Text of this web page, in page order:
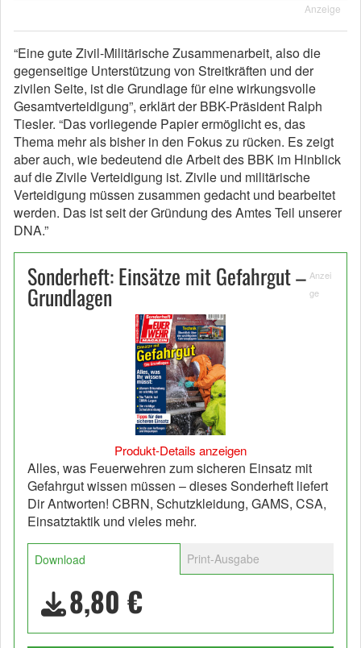
Anzeige
“Eine gute Zivil-Militärische Zusammenarbeit, also die
gegenseitige Unterstützung von Streitkräften und der
zivilen Seite, ist die Grundlage für eine wirkungsvolle
Gesamtverteidigung”, erklärt der BBK-Präsident Ralph
Tiesler. “Das vorliegende Papier ermöglicht es, das
Thema mehr als bisher in den Fokus zu rücken. Es zeigt
aber auch, wie bedeutend die Arbeit des BBK im Hinblick
auf die Zivile Verteidigung ist. Zivile und militärische
Verteidigung müssen zusammen gedacht und bearbeitet
werden. Das ist seit der Gründung des Amtes Teil unserer
DNA.”
Sonderheft: Einsätze mit Gefahrgut –
Grundlagen
Anzei
ge
Produkt-Details anzeigen
Alles, was Feuerwehren zum sicheren Einsatz mit
Gefahrgut wissen müssen – dieses Sonderheft liefert
Dir Antworten! CBRN, Schutzkleidung, GAMS, CSA,
Einsatztaktik und vieles mehr.
Download Print-Ausgabe
8,80 €